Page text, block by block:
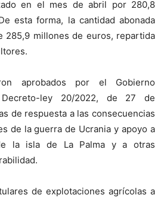
en el mes de abril por 280,8
esta forma, la cantidad abonada
285,9 millones de euros, repartida
aprobados por el Gobierno
ley 20/2022, de 27 de
de respuesta a las consecuencias
de la guerra de Ucrania y apoyo a
la isla de La Palma y a otras
de explotaciones agrícolas a